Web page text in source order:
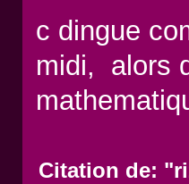
c dingue
midi, alors
Citation de: